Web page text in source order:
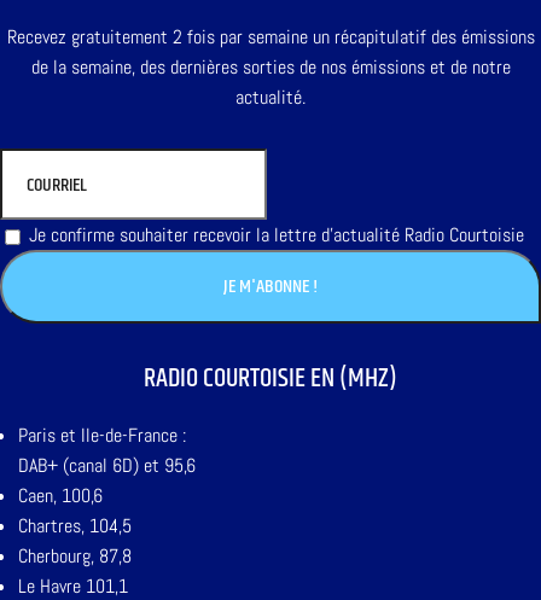
Recevez gratuitement 2 fois par semaine un récapitulatif des émissions
de la semaine, des dernières sorties de nos émissions et de notre
actualité.
Je confirme souhaiter recevoir la lettre d'actualité Radio Courtoisie
RADIO COURTOISIE EN (MHZ)
Paris et Ile-de-France :
DAB+ (canal 6D) et 95,6
Caen, 100,6
Chartres, 104,5
Cherbourg, 87,8
Le Havre 101,1